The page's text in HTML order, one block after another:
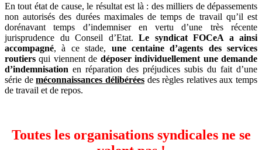
En tout état de cause, le résultat est là : des milliers de dépassements
non autorisés des durées maximales de temps de travail qu’il est
dorénavant temps d’indemniser en vertu d’une très récente
jurisprudence du Conseil d’Etat. Le syndicat FOCeA a ainsi
accompagné, à ce stade, une centaine d’agents des services
routiersqui viennent de déposer individuellement une demande
d’indemnisation en réparation des préjudices subis du fait d’une
série deméconnaissances délibéréesdes règles relatives aux temps
de travail et de repos.
Toutes les organisations syndicales ne se